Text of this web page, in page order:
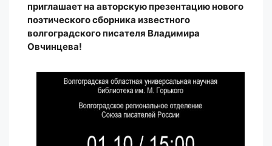
приглашает на авторскую презентацию нового
поэтического сборника известного
волгоградского писателя Владимира
Овчинцева!